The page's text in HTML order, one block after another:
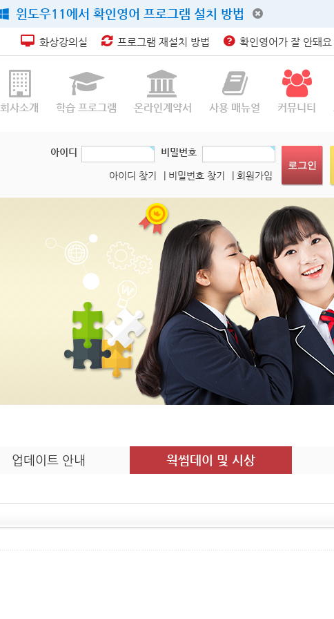
윈도우11에서 확인영어 프로그램 설치 방법
화상강의실 프로그램 재설치 방법 확인영어가 잘 안돼요
회사소개 학습 프로그램 온라인계약서 사용 매뉴얼 커뮤니티
아이디 비밀번호
아이디 찾기 | 비밀번호 찾기 | 회원가입
업데이트 안내 웍썸데이 및 시상